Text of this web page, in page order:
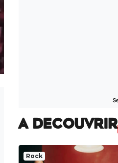
A DECOUVRIR
Rock